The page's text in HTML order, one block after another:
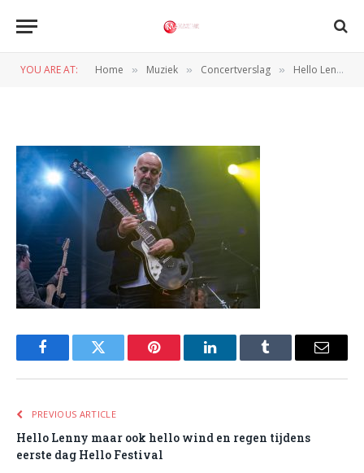
YOU ARE AT: Home » Muziek » Concertverslag » Hello Lenny maar ook hello wind en regen tijdens eerste dag Hello Festival
FacebookTwitter Pinterest LinkedInTumblr Email
PREVIOUS ARTICLE
Hello Lenny maar ook hello wind en regen tijdens
eerste dag Hello Festival